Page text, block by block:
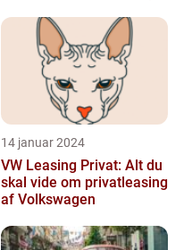
14 januar 2024
VW Leasing Privat: Alt du
skal vide om privatleasing
af Volkswagen